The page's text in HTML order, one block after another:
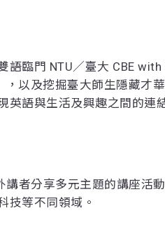
語臨門 NTU／臺大 CBE
，以及挖掘臺大師生隱藏
英語與生活及興趣之間的連
講者分享多元主題的講座活
技等不同領域。